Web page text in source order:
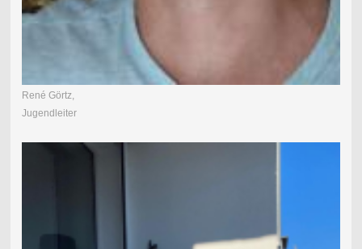
René Görtz,
Jugendleiter